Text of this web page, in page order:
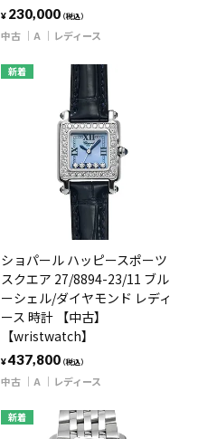
¥ 230,000（税込）
中古 A レディース
新着
ショパール ハッピースポーツ
スクエア 27/8894-23/11 ブル
ーシェル/ダイヤモンド レディ
ース 時計 【中古】
【wristwatch】
¥437,800（税込）
中古 A レディース
新着